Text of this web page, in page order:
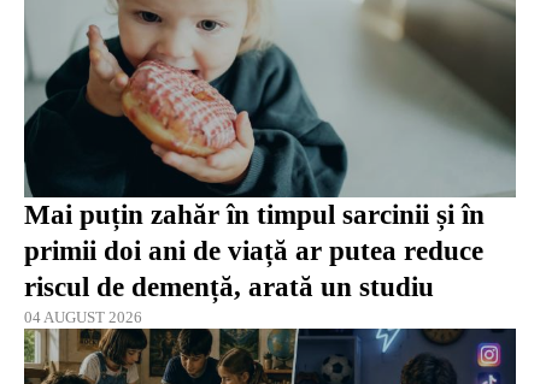
Mai puțin zahăr în timpul sarcinii și în
primii doi ani de viață ar putea reduce
riscul de demență, arată un studiu
04 AUGUST 2026